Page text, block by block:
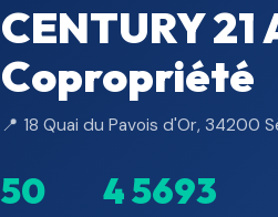
CENTURY
Copropriété
📍 18 Quai du Pavois d'Or, 34200
50 4 5693